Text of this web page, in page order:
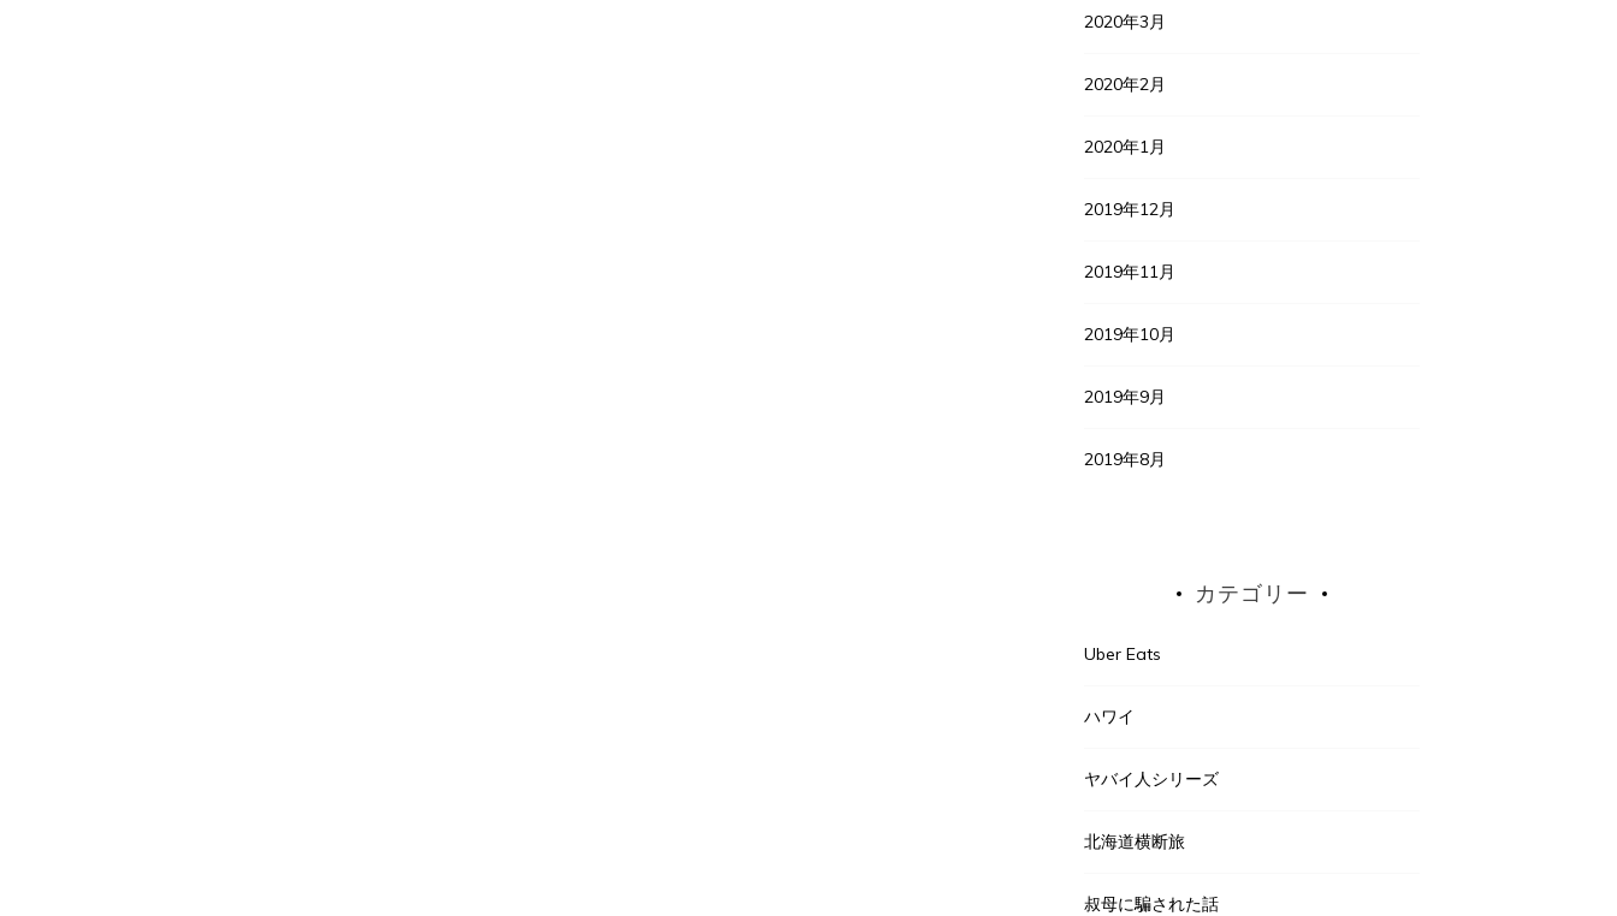
2020年3月
2020年2月
2020年1月
2019年12月
2019年11月
2019年10月
2019年9月
2019年8月
カテゴリー
Uber Eats
ハワイ
ヤバイ人シリーズ
北海道横断旅
叔母に騙された話